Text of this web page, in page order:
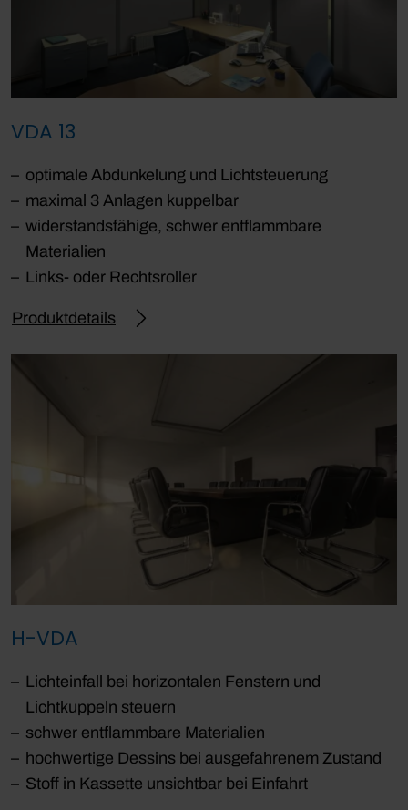
VDA 13
optimale Abdunkelung und Lichtsteuerung
maximal 3 Anlagen kuppelbar
widerstandsfähige, schwer entflammbare
Materialien
Links- oder Rechtsroller
Produktdetails
H-VDA
Lichteinfall bei horizontalen Fenstern und
Lichtkuppeln steuern
schwer entflammbare Materialien
hochwertige Dessins bei ausgefahrenem Zustand
Stoff in Kassette unsichtbar bei Einfahrt